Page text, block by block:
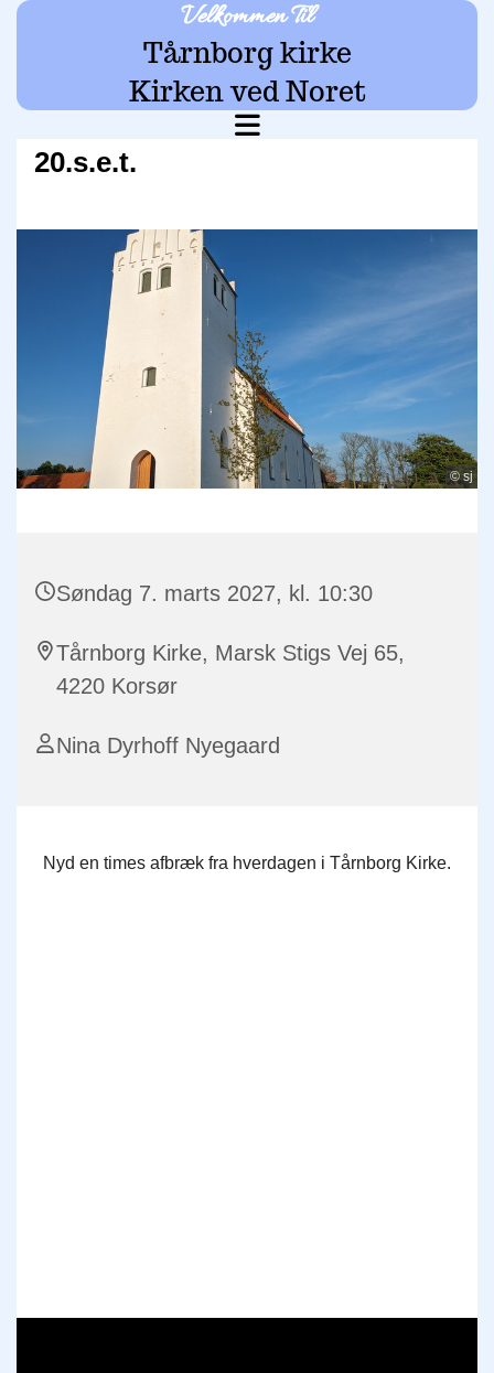
Velkommen Til
Tårnborg kirke
Kirken ved Noret
20.s.e.t.
© sj
Søndag 7. marts 2027, kl. 10:30
Tårnborg Kirke, Marsk Stigs Vej 65,
4220 Korsør
Nina Dyrhoff Nyegaard
Nyd en times afbræk fra hverdagen i Tårnborg Kirke.